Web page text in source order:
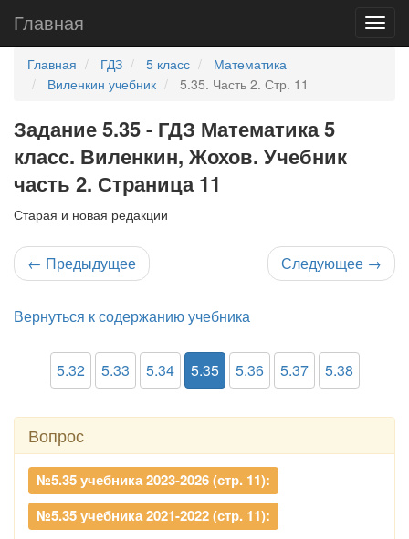
Главная
Главная ГДЗ 5 класс
Математика
Виленкин учебник
5.35. Часть 2. Стр. 11
Задание 5.35 - ГДЗ Математика 5
класс. Виленкин, Жохов. Учебник
часть 2. Страница 11
Старая и новая редакции
← Предыдущее Следующее →
Вернуться к содержанию учебника
5.32 5.33 5.34 5.35 5.36 5.37 5.38
Вопрос
№5.35 учебника 2023-2026 (стр. 11):
№5.35 учебника 2021-2022 (стр. 11):